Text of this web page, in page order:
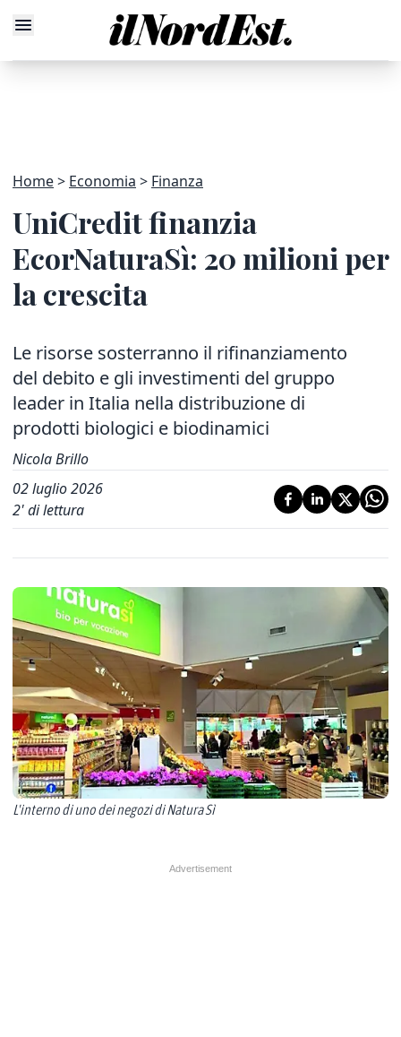
Home Economia Finanza
UniCredit finanzia
EcorNaturaSì: 20 milioni per
la crescita
Le risorse sosterranno il rifinanziamento
del debito e gli investimenti del gruppo
leader in Italia nella distribuzione di
prodotti biologici e biodinamici
Nicola Brillo
02 luglio 2026
2' di lettura
L'interno di uno dei negozi di Natura Sì